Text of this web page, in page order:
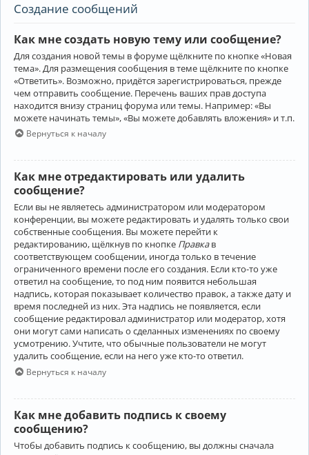
Создание сообщений
Как мне создать новую тему или сообщение?
Для создания новой темы в форуме щёлкните по кнопке «Новая
тема». Для размещения сообщения в теме щёлкните по кнопке
«Ответить». Возможно, придётся зарегистрироваться, прежде
чем отправить сообщение. Перечень ваших прав доступа
находится внизу страниц форума или темы. Например: «Вы
можете начинать темы», «Вы можете добавлять вложения» и т.п.
Вернуться к началу
Как мне отредактировать или удалить
сообщение?
Если вы не являетесь администратором или модератором
конференции, вы можете редактировать и удалять только свои
собственные сообщения. Вы можете перейти к
редактированию, щёлкнув по кнопке Правкав
соответствующем сообщении, иногда только в течение
ограниченного времени после его создания. Если кто-то уже
ответил на сообщение, то под ним появится небольшая
надпись, которая показывает количество правок, а также дату и
время последней из них. Эта надпись не появляется, если
сообщение редактировал администратор или модератор, хотя
они могут сами написать о сделанных изменениях по своему
усмотрению. Учтите, что обычные пользователи не могут
удалить сообщение, если на него уже кто-то ответил.
Вернуться к началу
Как мне добавить подпись к своему
сообщению?
Чтобы добавить подпись к сообщению, вы должны сначала